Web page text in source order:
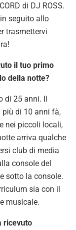
di DJ ROSS.
seguito allo
trasmettervi
il tuo primo
della notte?
di 25 anni. Il
più di 10 anni fà,
nei piccoli locali,
arriva qualche
club di media
console del
sotto la console.
sia con il
musicale.
ricevuto